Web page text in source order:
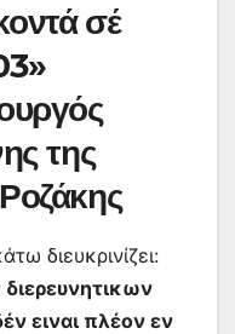
σέ
της
διευκρινίζει:
ειναι πλέον εν